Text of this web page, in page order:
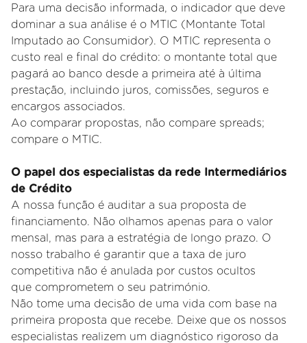
Para uma decisão informada, o indicador que deve
dominar a sua análise é o MTIC (Montante Total
Imputado ao Consumidor). O MTIC representa o
custo real e final do crédito: o montante total que
pagará ao banco desde a primeira até à última
prestação, incluindo juros, comissões, seguros e
encargos associados.
Ao comparar propostas, não compare spreads;
compare o MTIC.
O papel dos especialistas da rede Intermediários
de Crédito
A nossa função é auditar a sua proposta de
financiamento. Não olhamos apenas para o valor
mensal, mas para a estratégia de longo prazo. O
nosso trabalho é garantir que a taxa de juro
competitiva não é anulada por custos ocultos
que comprometem o seu património.
Não tome uma decisão de uma vida com base na
primeira proposta que recebe. Deixe que os nossos
especialistas realizem um diagnóstico rigoroso da